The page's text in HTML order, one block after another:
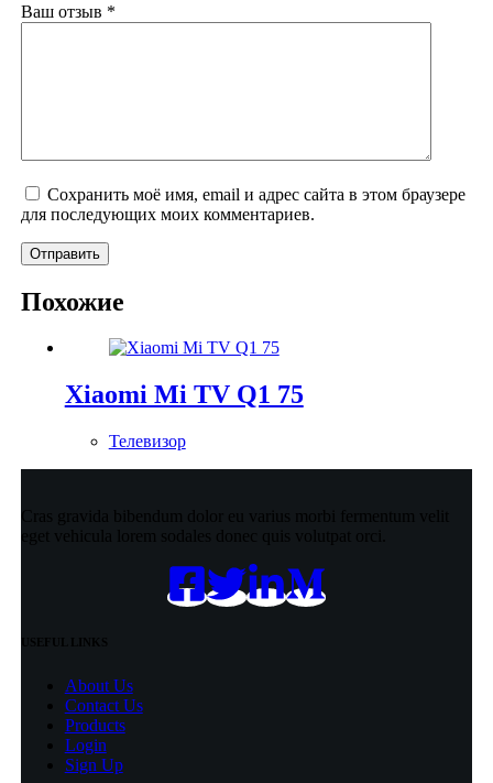
Ваш отзыв *
Сохранить моё имя, email и адрес сайта в этом браузере
для последующих моих комментариев.
Отправить
Похожие
Xiaomi Mi TV Q1 75
Телевизор
Cras gravida bibendum dolor eu varius morbi fermentum velit
eget vehicula lorem sodales donec quis volutpat orci.
USEFUL LINKS
About Us
Contact Us
Products
Login
Sign Up